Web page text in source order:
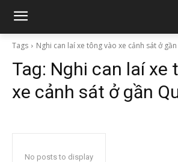
Tags Nghi can laí xe tông vào xe cảnh sát ở
Tag: Nghi can laí xe
xe cảnh sát ở gần
No posts to display